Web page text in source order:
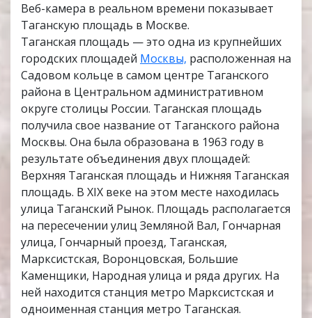
Веб-камера в реальном времени показывает
Таганскую площадь в Москве.
Таганская площадь — это одна из крупнейших
городских площадей Москвы, расположенная на
Садовом кольце в самом центре Таганского
района в Центральном административном
округе столицы России. Таганская площадь
получила свое название от Таганского района
Москвы. Она была образована в 1963 году в
результате объединения двух площадей:
Верхняя Таганская площадь и Нижняя Таганская
площадь. В XIX веке на этом месте находилась
улица Таганский Рынок. Площадь располагается
на пересечении улиц Земляной Вал, Гончарная
улица, Гончарный проезд, Таганская,
Марксистская, Воронцовская, Большие
Каменщики, Народная улица и ряда других. На
ней находится станция метро Марксистская и
одноименная станция метро Таганская.